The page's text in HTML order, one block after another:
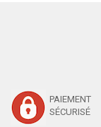
PAIEMENT
SÉCURISÉ